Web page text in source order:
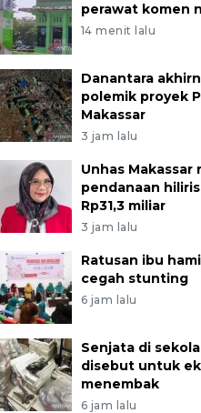
perawat komen
14 menit lalu
Danantara
polemik proyek
Makassar
3 jam lalu
Unhas Makassar
pendanaan
Rp31,3 miliar
3 jam lalu
Ratusan ibu
cegah stunting
6 jam lalu
Senjata di
disebut untuk
menembak
6 jam lalu